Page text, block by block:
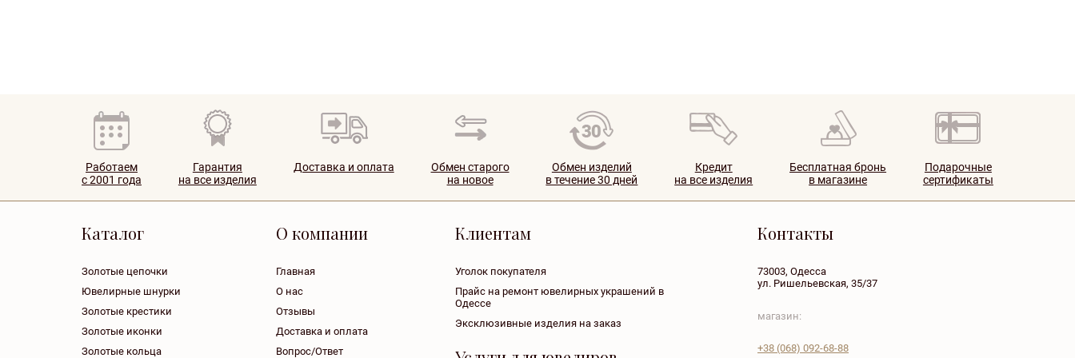
Работаем
с 2001 года
Гарантия
на все изделия
Доставка и оплата
Обмен старого
на новое
Обмен изделий
в течение 30 дней
Кредит
на все изделия
Бесплатная бронь
в магазине
Подарочные
сертификаты
Каталог
Золотые цепочки
Ювелирные шнурки
Золотые крестики
Золотые иконки
Золотые кольца
О компании
Главная
О нас
Отзывы
Доставка и оплата
Вопрос/Ответ
Клиентам
Уголок покупателя
Прайс на ремонт ювелирных украшений в
Одессе
Эксклюзивные изделия на заказ
Контакты
73003, Одесса
ул. Ришельевская, 35/37
магазин:
+38 (068) 092-68-88